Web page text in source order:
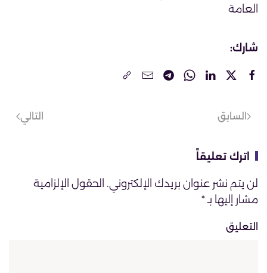
العامة
شارك:
السابق التالي
اترك تعليقاً
لن يتم نشر عنوان بريدك الإلكتروني. الحقول الإلزامية
مشار إليها بـ*
التعليق